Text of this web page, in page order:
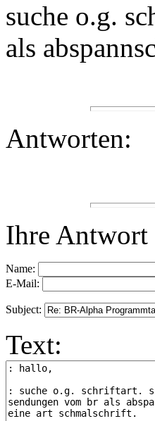
suche o.g.
als
Antworten:
Ihre Antwort
Name:
E-Mail:
Subject:
Text: